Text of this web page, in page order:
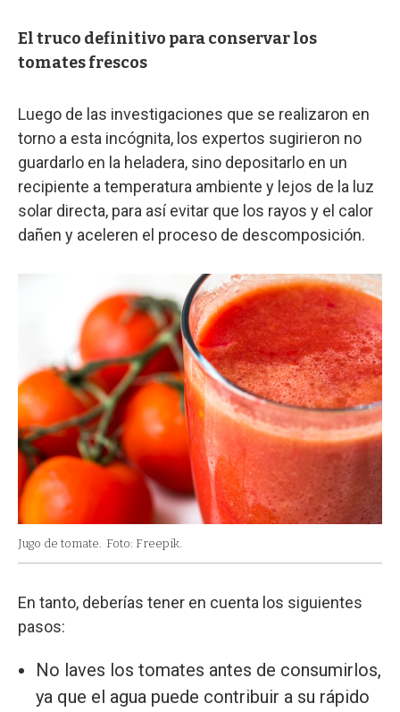
El truco definitivo para conservar los
tomates frescos
Luego de las investigaciones que se realizaron en
torno a esta incógnita, los expertos sugirieron no
guardarlo en la heladera, sino depositarlo en un
recipiente a temperatura ambiente y lejos de la luz
solar directa, para así evitar que los rayos y el calor
dañen y aceleren el proceso de descomposición.
Jugo de tomate. Foto: Freepik.
En tanto, deberías tener en cuenta los siguientes
pasos:
No laves los tomates antes de consumirlos,
ya que el agua puede contribuir a su rápido